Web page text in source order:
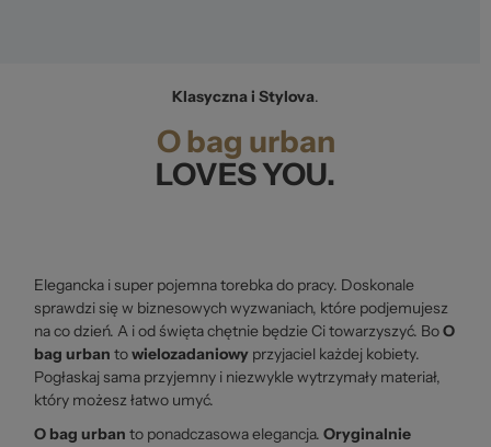
Klasyczna i Stylova.
O bag urban
LOVES YOU.
Elegancka i super pojemna torebka do pracy. Doskonale
sprawdzi się w biznesowych wyzwaniach, które podjemujesz
na co dzień. A i od święta chętnie będzie Ci towarzyszyć. BoO
bag urban towielozadaniowy przyjaciel każdej kobiety.
Pogłaskaj sama przyjemny i niezwykle wytrzymały materiał,
który możesz łatwo umyć.
O bag urban to ponadczasowa elegancja. Oryginalnie